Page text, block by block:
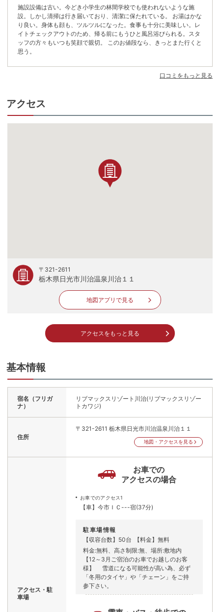
施設設備は古い。今どき小学生の林間学校でも使われないような施
設。しかし清掃は行き届いており、清潔に保たれている。 お湯はかな
り良い。身体も顔も、ツルツルになった。食事も十分に美味しい。レ
イトチェックアウトのため、帰る前にもうひと風呂浴びられる。スタ
ッフの方々もいつも笑顔で親切。 このお値段なら、きっとまた行くと
思う。
口コミをもっと見る
アクセス
〒321-2611
栃木県日光市川治温泉川治１１
地図アプリで見る
アクセスをもっと見る
基本情報
宿名（フリガ
ナ）
リブマックスリゾート川治(リブマックスリゾー
トカワジ)
住所
〒321-2611 栃木県日光市川治温泉川治１１
地図・アクセスを見る
アクセス・駐
車場
お車での
アクセスの場合
お車でのアクセス1
【車】今市ＩＣ---宿(37分)
駐車場情報
【収容台数】50台
【料金】無料
料金:無料、高さ制限:無、場所:敷地内
【12～3月ご宿泊のお車でお越しのお客
様】 雪道になる可能性が高い為、必ず
「冬用のタイヤ」や「チェーン」をご持
参下さい。